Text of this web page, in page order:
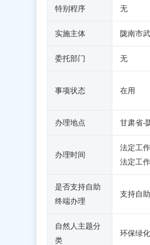
特别程序 无
实施主体 陇南市
委托部门 无
事项状态 在用
办理地点 甘肃省-
办理时间
法定工
法定工
是否支持自助
终端办理
支持自
自然人主题分
类
环保绿化